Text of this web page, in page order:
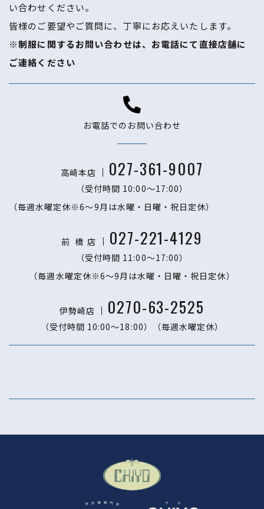
い合わせください。
​​​​​​​皆様のご要望やご質問に、丁寧にお応えいたします。
※制服に関するお問い合わせは、お電話にて直接店舗に
ご連絡ください
お電話でのお問い合わせ
高崎本店 027-361-9007
（受付時間 10:00〜17:00）
（毎週水曜定休※6～9月は水曜・日曜・祝日定休）
前 橋 店 027-221-4129
（受付時間 11:00〜17:00）
（毎週水曜定休※6～9月は水曜・日曜・祝日定休）
伊勢崎店 0270-63-2525
（受付時間 10:00〜18:00） （毎週水曜定休）